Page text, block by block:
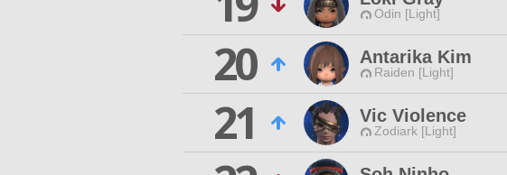
Odin [Light]
20
Antarika Kim
Raiden [Light]
21
Vic Violence
Zodiark [Light]